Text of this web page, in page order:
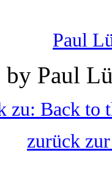
Paul
Paul
zu: Back to
zurück